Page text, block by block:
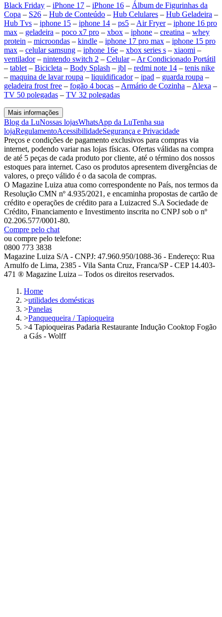
Black Friday – iPhone 17 – iPhone 16 – Álbum de Figurinhas da
Copa – S26 – Hub de Conteúdo – Hub Celulares – Hub Geladeira –
Hub Tvs – iphone 15 – iphone 14 – ps5 – Air Fryer– iphone 16 pro
max – geladeira – poco x7 pro – xbox – iphone – creatina – whey
protein – microondas – kindle – iphone 17 pro max – iphone 15 pro
max – celular samsung – iphone 16e – xbox series s – xiaomi –
ventilador– nintendo switch 2 – Celular– Ar Condicionado Portátil
– tablet – Bicicleta – Body Splash – jbl – redmi note 14 – tenis nike
– maquina de lavar roupa – liquidificador– ipad – guarda roupa –
geladeira frost free – fogão 4 bocas – Armário de Cozinha – Alexa –
TV 50 polegadas – TV 32 polegadas
Mais informações
Blog da LuNossas lojasWhatsApp da LuTenha sua
lojaRegulamentoAcessibilidadeSegurança e Privacidade
Preços e condições de pagamento exclusivos para compras via
internet, podendo variar nas lojas físicas. Ofertas válidas na compra
de até 5 peças de cada produto por cliente, até o término dos nossos
estoques para internet. Caso os produtos apresentem divergências de
valores, o preço válido é o da sacola de compras.
O Magazine Luiza atua como correspondente no País, nos termos da
Resolução CMN nº 4.935/2021, e encaminha propostas de cartão de
crédito e operações de crédito para a Luizacred S.A Sociedade de
Crédito, Financiamento e Investimento inscrita no CNPJ sob o nº
02.206.577/0001-80.
Compre pelo chat
ou compre pelo telefone:
0800 773 3838
Magazine Luiza S/A - CNPJ: 47.960.950/1088-36 - Endereço: Rua
Arnulfo de Lima, 2385 - Vila Santa Cruz, Franca/SP - CEP 14.403-
471 ® Magazine Luiza – Todos os direitos reservados.
Home
>utilidades domésticas
>Panelas
>Panquequeira / Tapioqueira
>4 Tapioqueiras Padaria Restaurante Indução Cooktop Fogão
a Gás - Wolff